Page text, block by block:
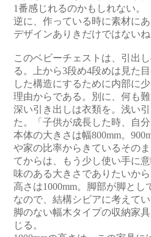
1番感じれるのかもしれない。
逆に、作っている時に素材に
デザインありきだけではないね
このベビーチェストは、引出
る。上から3段め4段めは見た
した構造にするために内部に
理由からである。別に、何も
深い引き出しは衣類を。浅い
た。「子供が成長した時、自
本体の大きさは幅800mm。
や家の比率からきているその
てからは、もう少し使い手に
味のある大きさでありたいから
高さは1000mm。脚部が脚と
なので、結構シビアに考えてい
脚のない幅木タイプの収納家
じる。